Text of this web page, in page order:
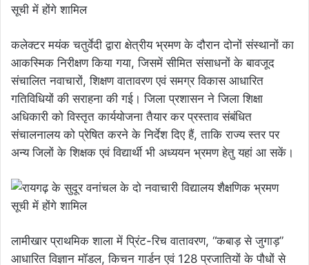
कलेक्टर मयंक चतुर्वेदी द्वारा क्षेत्रीय भ्रमण के दौरान दोनों संस्थानों का
आकस्मिक निरीक्षण किया गया, जिसमें सीमित संसाधनों के बावजूद
संचालित नवाचारों, शिक्षण वातावरण एवं समग्र विकास आधारित
गतिविधियों की सराहना की गई। जिला प्रशासन ने जिला शिक्षा
अधिकारी को विस्तृत कार्ययोजना तैयार कर प्रस्ताव संबंधित
संचालनालय को प्रेषित करने के निर्देश दिए हैं, ताकि राज्य स्तर पर
अन्य जिलों के शिक्षक एवं विद्यार्थी भी अध्ययन भ्रमण हेतु यहां आ सकें।
लामीखार प्राथमिक शाला में प्रिंट-रिच वातावरण, “कबाड़ से जुगाड़”
आधारित विज्ञान मॉडल, किचन गार्डन एवं 128 प्रजातियों के पौधों से